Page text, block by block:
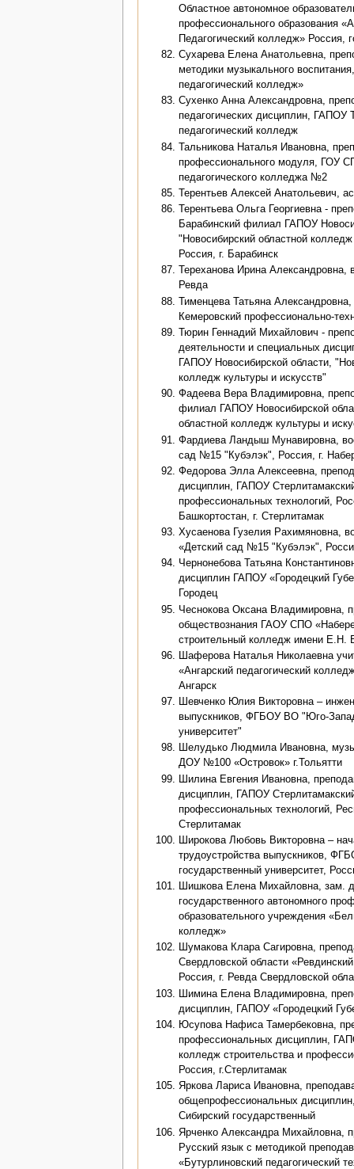
Областное автономное
профессионального образования
Педагогический колледж» Россия,
Сухарева Елена Анатольевна,
методики музыкального
педагогический колледж»
Сухенко Анна Александровна,
педагогических дисциплин, ГАПОУ
педагогический колледж
Тальникова Наталья Ивановна,
профессионального модуля, ГОУ
педагогического колледжа №2
Терентьев Алексей Анатольевич,
Терентьева Ольга Георгиевна -
Барабинский филиал ГАПОУ
"Новосибирский областной
Россия, г. Барабинск
Тереханова Ирина
Ревда
Тименцева Татьяна
Кемеровский профессионально-
Тюрин Геннадий Михайлович -
деятельности и специальных
ГАПОУ Новосибирской области,
колледж культуры и искусств"
Фадеева Вера Владимировна,
филиал ГАПОУ Новосибирской
областной колледж культуры и
Фардиева Ландыш Мунавировна,
сад №15 "Кубэлэк", Россия, г.
Федорова Элла Алексеевна,
дисциплин, ГАПОУ
профессиональных технологий,
Башкортостан, г. Стерлитамак
Хусаенова Гузелия Рахимяновна,
«Детский сад №15 "Кубэлэк",
Чернонебова Татьяна
дисциплин ГАПОУ «Городецкий
Городец
Чеснокова Оксана Владимировна,
обществознания ГАОУ СПО
строительный колледж имени Е.Н.
Шаферова Наталья Николаевна
«Ангарский педагогический
Ангарск
Шевченко Юлия Викторовна –
выпускников, ФГБОУ ВО "Юго-
университет"
Шелудько Людмила Ивановна,
ДОУ №100 «Островок» г.Тольятти
Шилина Евгения Ивановна,
дисциплин, ГАПОУ
профессиональных технологий,
Стерлитамак
Широкова Любовь Викторовна –
трудоустройства выпускников,
государственный университет,
Шишкова Елена Михайловна, зам.
государственного автономного
образовательного учреждения
колледж»
Шумакова Клара Сагировна,
Свердловской области
Россия, г. Ревда Свердловской
Шимина Елена Владимировна,
дисциплин, ГАПОУ «Городецкий
Юсупова Нафиса Тамербековна,
профессиональных дисциплин,
колледж строительства и
Россия, г.Стерлитамак
Яркова Лариса Ивановна,
общепрофессиональных
Сибирский государственный
Ярченко Александра Михайловна,
Русский язык с методикой
«Бутурлиновский педагогический